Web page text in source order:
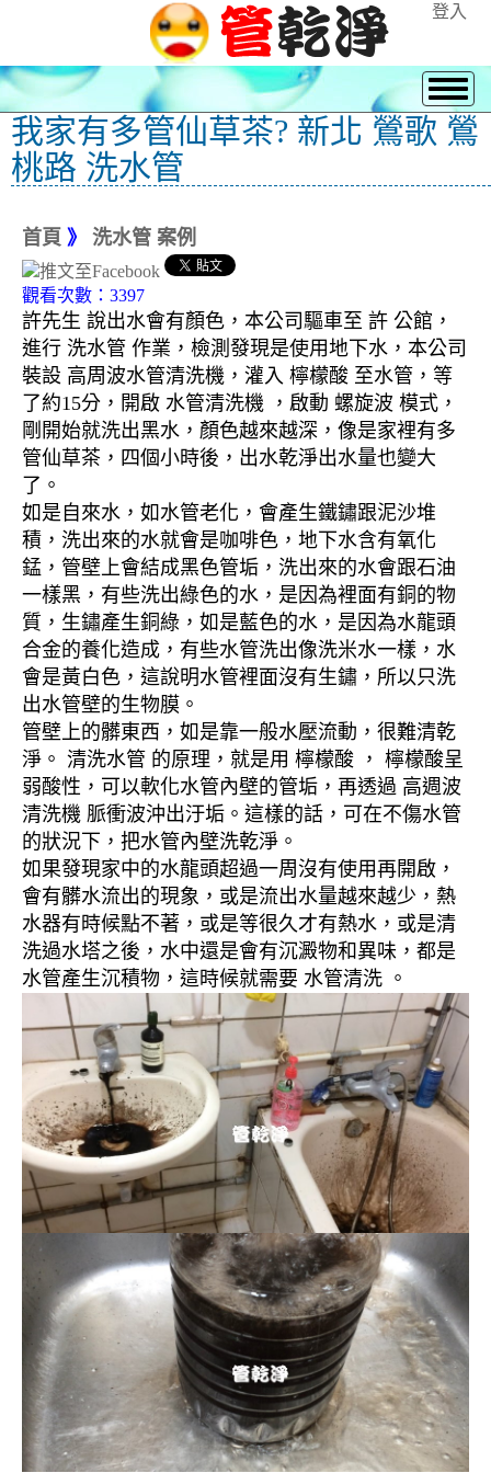
登入
我家有多管仙草茶? 新北 鶯歌 鶯
桃路 洗水管
首頁 》 洗水管 案例
觀看次數：3397
許先生 說出水會有顏色，本公司驅車至 許 公館，
進行 洗水管 作業，檢測發現是使用地下水，本公司
裝設 高周波水管清洗機，灌入 檸檬酸 至水管，等
了約15分，開啟 水管清洗機 ，啟動 螺旋波 模式，
剛開始就洗出黑水，顏色越來越深，像是家裡有多
管仙草茶，四個小時後，出水乾淨出水量也變大
了。
如是自來水，如水管老化，會產生鐵鏽跟泥沙堆
積，洗出來的水就會是咖啡色，地下水含有氧化
錳，管壁上會結成黑色管垢，洗出來的水會跟石油
一樣黑，有些洗出綠色的水，是因為裡面有銅的物
質，生鏽產生銅綠，如是藍色的水，是因為水龍頭
合金的養化造成，有些水管洗出像洗米水一樣，水
會是黃白色，這說明水管裡面沒有生鏽，所以只洗
出水管壁的生物膜。
管壁上的髒東西，如是靠一般水壓流動，很難清乾
淨。 清洗水管 的原理，就是用 檸檬酸 ， 檸檬酸呈
弱酸性，可以軟化水管內壁的管垢，再透過 高週波
清洗機 脈衝波沖出汙垢。這樣的話，可在不傷水管
的狀況下，把水管內壁洗乾淨。
如果發現家中的水龍頭超過一周沒有使用再開啟，
會有髒水流出的現象，或是流出水量越來越少，熱
水器有時候點不著，或是等很久才有熱水，或是清
洗過水塔之後，水中還是會有沉澱物和異味，都是
水管產生沉積物，這時候就需要 水管清洗 。